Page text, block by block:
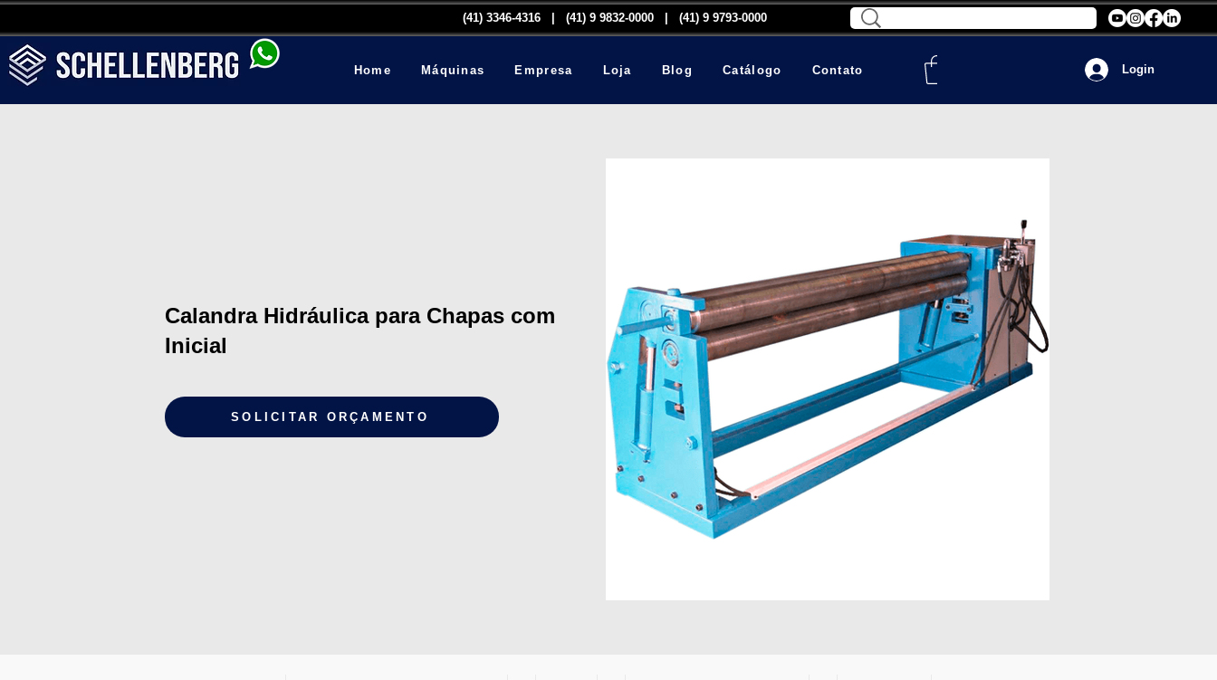
(41) 3346-4316​ | (41) 9 9832-0000 | (41) 9 9793-0000
Home Máquinas Empresa Loja Blog Catálogo Contato Login
Calandra Hidráulica para Chapas com
Inicial
SOLICITAR ORÇAMENTO